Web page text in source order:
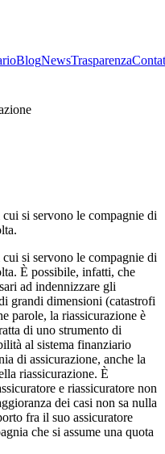
BlogNewsTrasparenza
si servono le compagnie di
si servono le compagnie di
È possibile, infatti, che
ad indennizzare gli
grandi dimensioni (catastrofi
parole, la riassicurazione è
di uno strumento di
al sistema finanziario
di assicurazione, anche la
riassicurazione. È
e riassicuratore non
dei casi non sa nulla
fra il suo assicuratore
che si assume una quota